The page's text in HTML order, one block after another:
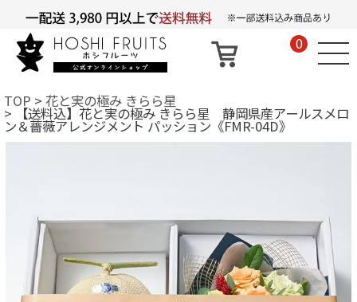
0
TOP 花と実の極み きらら星
【送料込】花と実の極み きらら星 静岡県産アールスメロ
ン＆薔薇アレンジメント パッション《FMR-04D》